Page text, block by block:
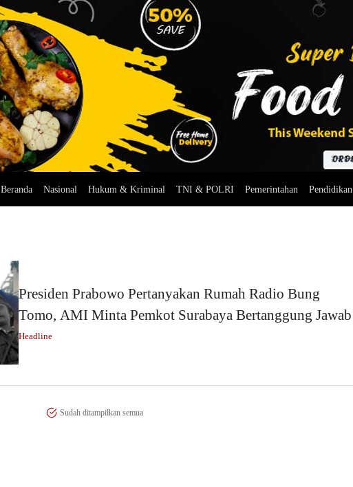
Beranda Nasional Hukum & Kriminal TNI & POLRI Pemerintahan Pendidikan
Presiden Prabowo Pertanyakan Rumah Radio Bung
Tomo, AMI Minta Pemkot Surabaya Bertanggung Jawab
Headline
Sudah ditampilkan semua